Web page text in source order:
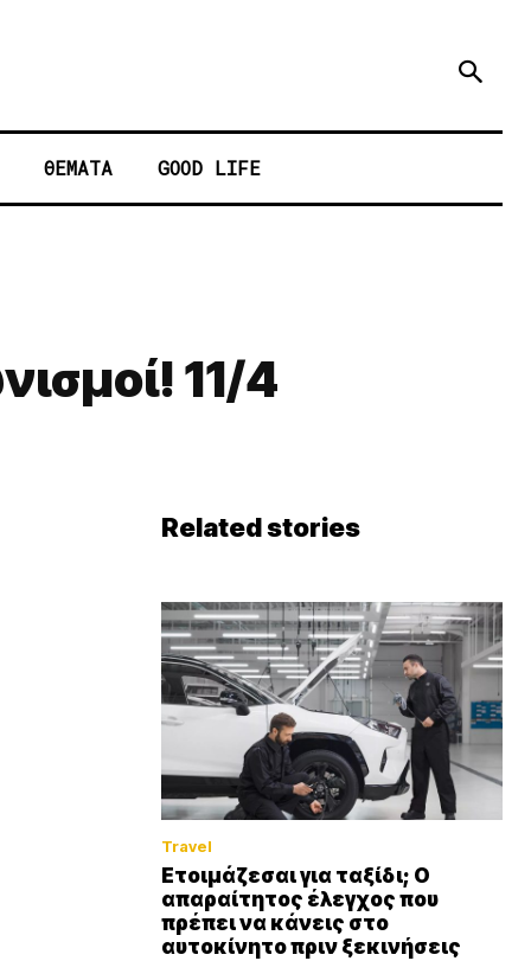
ΘΕΜΑΤΑ GOOD LIFE
11/4
Related stories
Travel
Ετοιμάζεσαι για ταξίδι; Ο
απαραίτητος έλεγχος που
πρέπει να κάνεις στο
αυτοκίνητο πριν ξεκινήσεις